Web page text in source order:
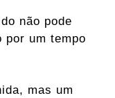
não pode
por um tempo
mas um